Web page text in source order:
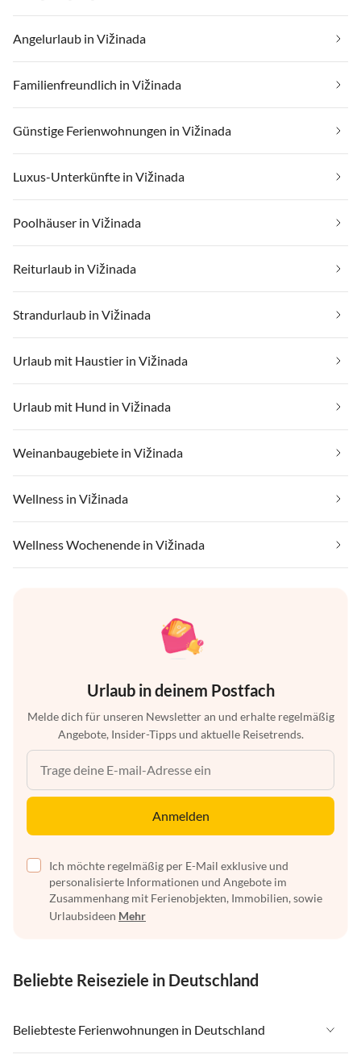
Angelurlaub in Vižinada
Familienfreundlich in Vižinada
Günstige Ferienwohnungen in Vižinada
Luxus-Unterkünfte in Vižinada
Poolhäuser in Vižinada
Reiturlaub in Vižinada
Strandurlaub in Vižinada
Urlaub mit Haustier in Vižinada
Urlaub mit Hund in Vižinada
Weinanbaugebiete in Vižinada
Wellness in Vižinada
Wellness Wochenende in Vižinada
Urlaub in deinem Postfach
Melde dich für unseren Newsletter an und erhalte regelmäßig
Angebote, Insider-Tipps und aktuelle Reisetrends.
Anmelden
Ich möchte regelmäßig per E-Mail exklusive und
personalisierte Informationen und Angebote im
Zusammenhang mit Ferienobjekten, Immobilien, sowie
Urlaubsideen Mehr
Beliebte Reiseziele in Deutschland
Beliebteste Ferienwohnungen in Deutschland